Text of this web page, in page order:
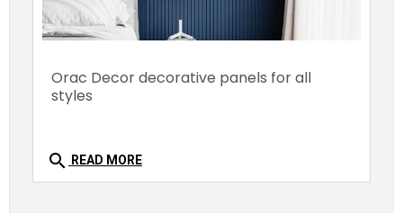
Orac Decor decorative panels for all
styles
search READ MORE